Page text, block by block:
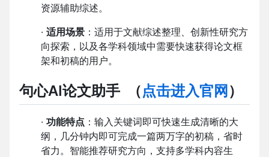
资源辅助综述。
· 适用场景 ：适用于文献综述整理、创新性研究方
向探索，以及各学科领域中需要快速获得论文框
架和初稿的用户。
句心AI论文助手 （点击进入官网）
· 功能特点 ：输入关键词即可快速生成清晰的大
纲，几分钟内即可完成一篇两万字的初稿，省时
省力。智能推荐研究方向，支持多学科内容生